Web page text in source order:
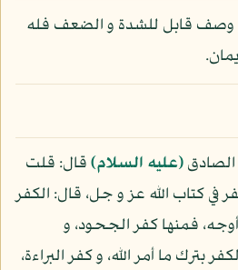
وصف قابل للشدة و الضعف فله
الصادق(عليه السلام)قال: قلت
في كتاب الله عز و جل، قال: الكفر
فمنها كفر الجحود، و
بترك ما أمر الله، و كفر البراءة،